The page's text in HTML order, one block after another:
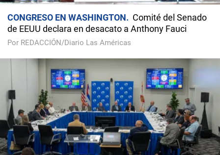
CONGRESO EN WASHINGTON
Comité del Senado
de EEUU declara en desacato a Anthony Fauci
Por REDACCIÓN/Diario Las Américas